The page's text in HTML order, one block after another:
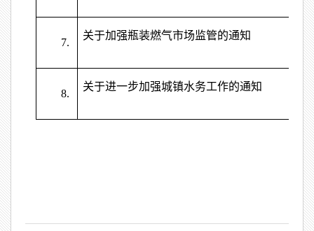
7.
关于加强瓶装燃气市场监管的通知
8.
关于进一步加强城镇水务工作的通知